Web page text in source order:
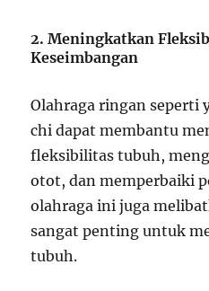
2. Meningkatkan
Keseimbangan
Olahraga ringan seperti
chi dapat membantu
fleksibilitas tubuh,
otot, dan memperbaiki
olahraga ini juga
sangat penting untuk
tubuh.